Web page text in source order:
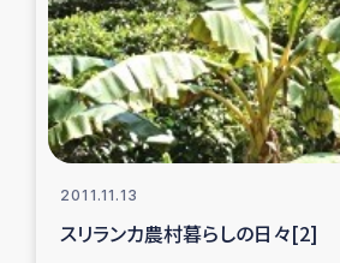
2011.11.13
スリランカ農村暮らしの日々[2]